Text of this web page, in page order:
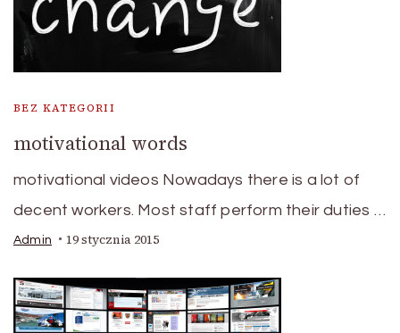
BEZ KATEGORII
motivational words
motivational videos Nowadays there is a lot of
decent workers. Most staff perform their duties …
Admin 19 stycznia 2015